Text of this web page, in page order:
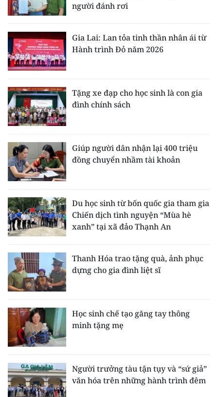
người đánh rơi
Gia Lai: Lan tỏa tinh thần nhân ái từ
Hành trình Đỏ năm 2026
Tặng xe đạp cho học sinh là con gia
đình chính sách
Giúp người dân nhận lại 400 triệu
đồng chuyển nhầm tài khoản
Du học sinh từ bốn quốc gia tham gia
Chiến dịch tình nguyện “Mùa hè
xanh” tại xã đảo Thạnh An
Thanh Hóa trao tặng quà, ảnh phục
dựng cho gia đình liệt sĩ
Học sinh chế tạo găng tay thông
minh tặng mẹ
Người trưởng tàu tận tụy và “sứ giả”
văn hóa trên những hành trình đêm